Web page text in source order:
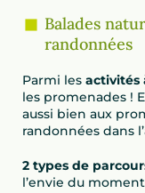
Balades
randonnées
Parmi les activités
les promenades !
aussi bien aux
randonnées dans
2 types de
l’envie du